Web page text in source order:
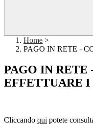
Home >
PAGO IN RETE -
PAGO IN RETE
EFFETTUARE
Cliccando qui potete